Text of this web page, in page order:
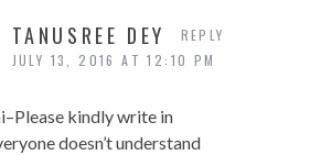
TANUSREE DEY
JULY 13, 2016 AT 12:10 PM
kindly write in
doesn’t understand
REPLY